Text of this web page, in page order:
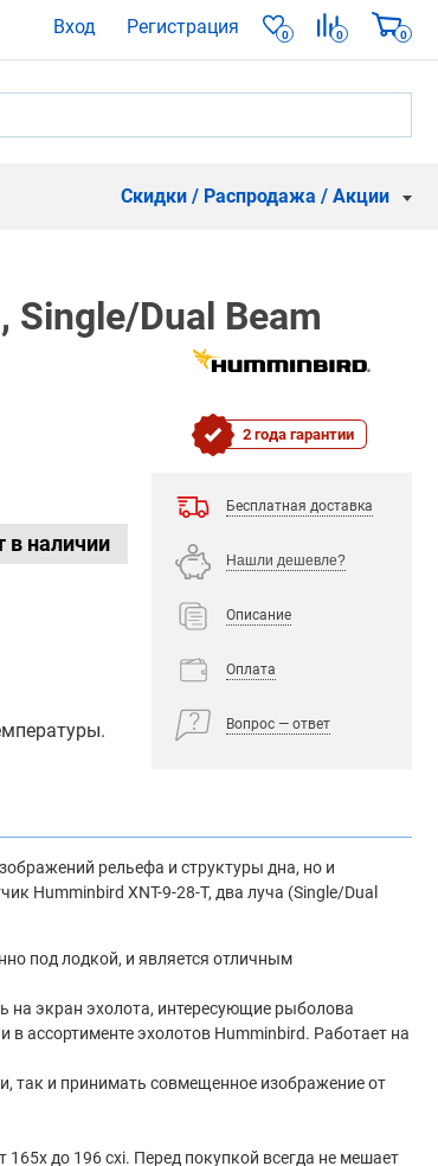
Вход Регистрация 0 0 0
Скидки / Распродажа / Акции
Dual Beam
в наличии
2 года гарантии
Бесплатная доставка
Нашли дешевле?
Описание
Оплата
Вопрос — ответ
рельефа и структуры дна, но и
Humminbird XNT-9-28-T, два луча (Single/Dual
под лодкой, и является отличным
на экран эхолота, интересующие рыболова
ассортименте эхолотов Humminbird. Работает на
так и принимать совмещенное изображение от
до 196 cxi. Перед покупкой всегда не мешает